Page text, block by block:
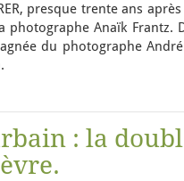
presque trente ans
Anaïk Frantz.
du photographe
: la